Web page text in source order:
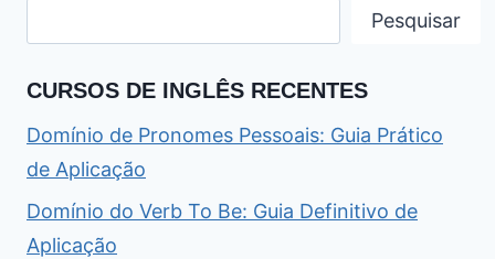
Pesquisar
CURSOS DE INGLÊS RECENTES
Domínio de Pronomes Pessoais: Guia Prático
de Aplicação
Domínio do Verb To Be: Guia Definitivo de
Aplicação